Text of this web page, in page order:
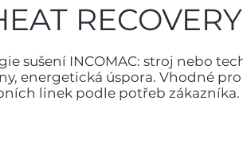
sušení INCOMAC: stroj nebo
energetická úspora. Vhodné
linek podle potřeb zákazníka.